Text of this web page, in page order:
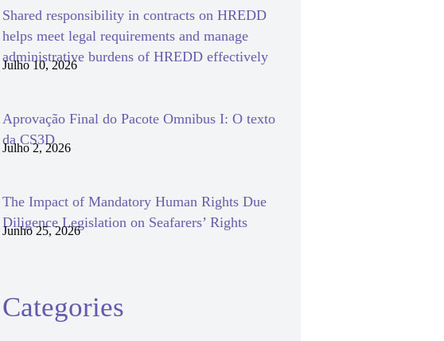
Shared responsibility in contracts on HREDD
helps meet legal requirements and manage
administrative burdens of HREDD effectively
Julho 10, 2026
Aprovação Final do Pacote Omnibus I: O texto
da CS3D
Julho 2, 2026
The Impact of Mandatory Human Rights Due
Diligence Legislation on Seafarers’ Rights
Junho 25, 2026
Categories